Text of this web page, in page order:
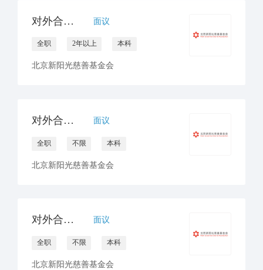
对外合作官员/经理（非医药） 面议
全职 2年以上 本科
北京新阳光慈善基金会
对外合作官员（互联网/月捐） 面议
全职 不限 本科
北京新阳光慈善基金会
对外合作官员/经理（公众） 面议
全职 不限 本科
北京新阳光慈善基金会